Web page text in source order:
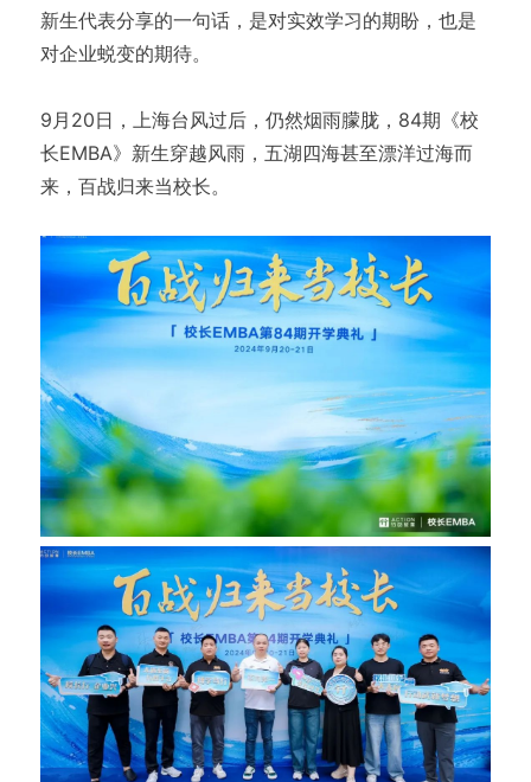
新生代表分享的一句话，是对实效学习的期盼，也是
对企业蜕变的期待。
9月20日，上海台风过后，仍然烟雨朦胧，84期《校
长EMBA》新生穿越风雨，五湖四海甚至漂洋过海而
来，百战归来当校长。